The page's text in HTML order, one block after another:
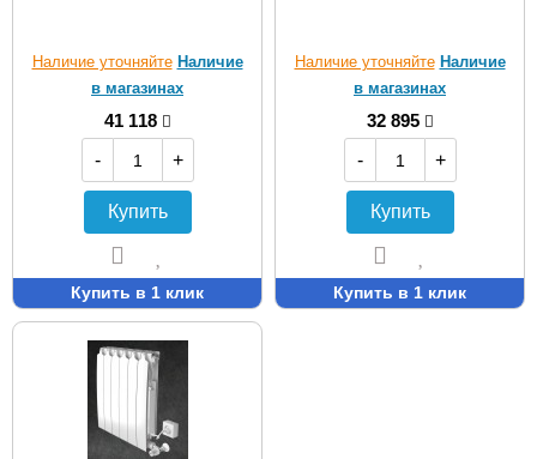
Наличие уточняйте Наличие
в магазинах
41 118
-
+
Купить
Купить в 1 клик
Наличие уточняйте Наличие
в магазинах
32 895
-
+
Купить
Купить в 1 клик